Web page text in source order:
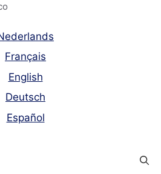
Français
English
Deutsch
Español